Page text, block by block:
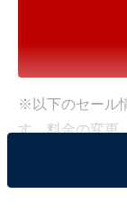
※以下のセール
す。料金の変更
※本記事で紹介して